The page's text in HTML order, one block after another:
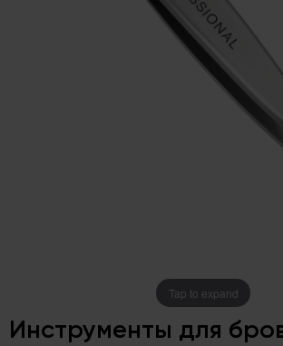
Tap to expand
Инструменты для